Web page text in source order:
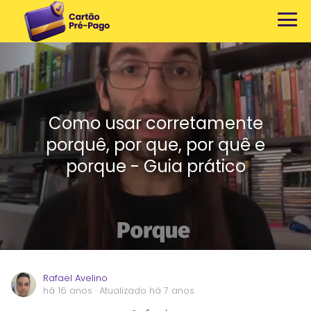
Como usar corretamente
porquê, por que, por quê e
porque - Guia prático
Rafael Avelino
há 16 anos · Atualizado há 7 anos